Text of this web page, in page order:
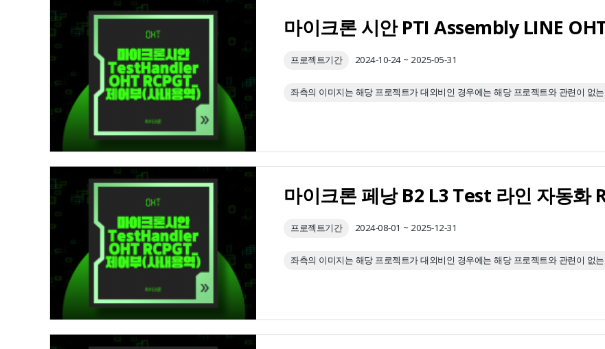
프로젝트기간 2024-10-24 ~ 2025-05-31
좌측의 이미지는 해당 프로젝트가 대외비인 경우에는 해당 프로젝트와 관련이 없
마이크론 페낭 B2 L3 Test 라인 자동화
프로젝트기간 2024-08-01 ~ 2025-12-31
좌측의 이미지는 해당 프로젝트가 대외비인 경우에는 해당 프로젝트와 관련이 없